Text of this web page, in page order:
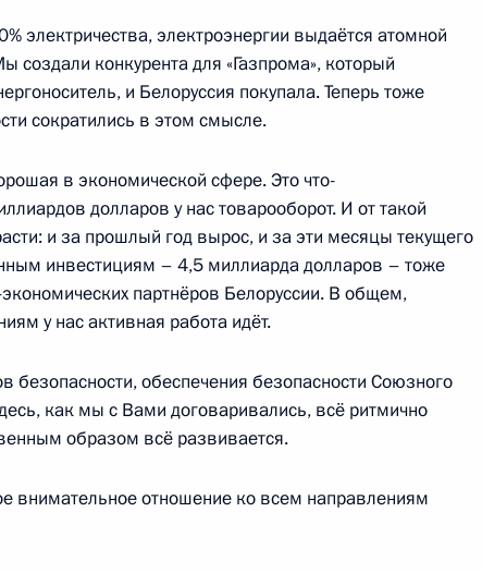
обороны
20
Правительства Дмитрием
Кремль
электричества, электроэнергии выдаётся атомной
создали конкурента для «Газпрома», который
и Белоруссия покупала. Теперь тоже
сократились в этом смысле.
в экономической сфере. Это что-
долларов у нас товарооборот. И от такой
и за прошлый год вырос, и за эти месяцы текущего
инвестициям – 4,5 миллиарда долларов – тоже
экономических партнёров Белоруссии. В общем,
у нас активная работа идёт.
безопасности, обеспечения безопасности Союзного
как мы с Вами договаривались, всё ритмично
образом всё развивается.
внимательное отношение ко всем направлениям